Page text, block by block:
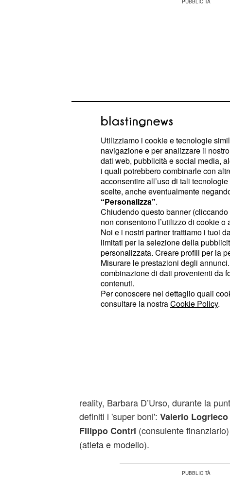
I concorrenti del Grande Fratello
quattordici: metà dei quali hanno
precedenti del reality, gli altri sono
ma noti.
Secondo alcune voci di corridoio
possibili partecipanti:Andrea Cerioli,
e Donne (programma condotto da
concorrente del GF 13;Marco Cucolo
Santo;Angelo Sanzio
Guendalina Tavassi, ex concorrente
Il Grande Fratello per alcuni
reality, Barbara D’Urso, durante la
definiti i 'super boni': Valerio Logrieco
Filippo Contri (consulente
(atleta e modello).
Utilizziamo i cookie e tecnologie
navigazione e per analizzare il
dati web, pubblicità e social media,
i quali potrebbero combinarle con
acconsentire all’uso di tali
scelte, anche eventualmente
“Personalizza”.
Chiudendo questo banner
non consentono l’utilizzo di cookie
Noi e i nostri partner trattiamo i tuoi
limitati per la selezione della
personalizzata. Creare profili per la
Misurare le prestazioni degli
combinazione di dati provenienti da
contenuti.
Per conoscere nel dettaglio quali
consultare la nostraCookie Policy.